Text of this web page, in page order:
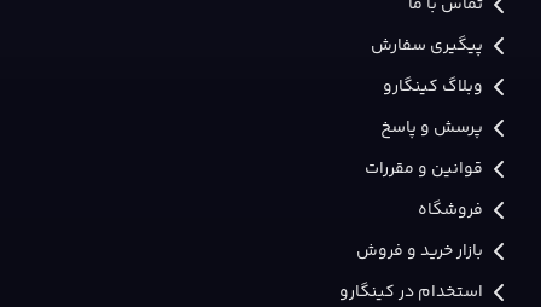
پیگیری سفارش
وبلاگ کینگارو
پرسش و پاسخ
قوانین و مقررات
فروشگاه
بازار خرید و فروش
استخدام در کینگارو